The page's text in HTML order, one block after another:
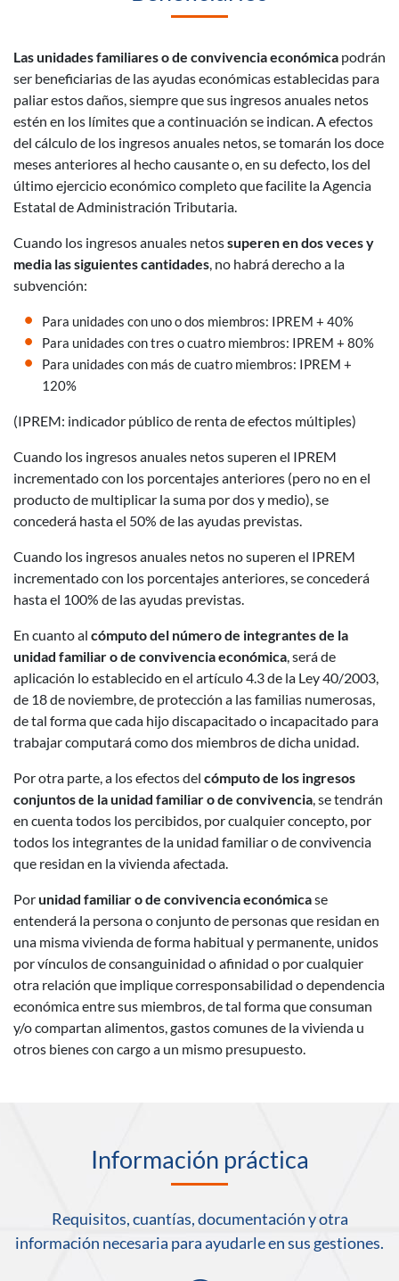
Las unidades familiares o de convivencia económica podrán
ser beneficiarias de las ayudas económicas establecidas para
paliar estos daños, siempre que sus ingresos anuales netos
estén en los límites que a continuación se indican. A efectos
del cálculo de los ingresos anuales netos, se tomarán los doce
meses anteriores al hecho causante o, en su defecto, los del
último ejercicio económico completo que facilite la Agencia
Estatal de Administración Tributaria.
Cuando los ingresos anuales netossuperen en dos veces y
media las siguientes cantidades, no habrá derecho a la
subvención:
Para unidades con uno o dos miembros: IPREM + 40%
Para unidades con tres o cuatro miembros: IPREM + 80%
Para unidades con más de cuatro miembros: IPREM +
120%
(IPREM: indicador público de renta de efectos múltiples)
Cuando los ingresos anuales netos superen el IPREM
incrementado con los porcentajes anteriores (pero no en el
producto de multiplicar la suma por dos y medio), se
concederá hasta el 50% de las ayudas previstas.
Cuando los ingresos anuales netos no superen el IPREM
incrementado con los porcentajes anteriores, se concederá
hasta el 100% de las ayudas previstas.
En cuanto al cómputo del número de integrantes de la
unidad familiar o de convivencia económica, será de
aplicación lo establecido en el artículo 4.3 de la Ley 40/2003,
de 18 de noviembre, de protección a las familias numerosas,
de tal forma que cada hijo discapacitado o incapacitado para
trabajar computará como dos miembros de dicha unidad.
Por otra parte, a los efectos del cómputo de los ingresos
conjuntos de la unidad familiar o de convivencia, se tendrán
en cuenta todos los percibidos, por cualquier concepto, por
todos los integrantes de la unidad familiar o de convivencia
que residan en la vivienda afectada.
Porunidad familiar o de convivencia económicase
entenderá la persona o conjunto de personas que residan en
una misma vivienda de forma habitual y permanente, unidos
por vínculos de consanguinidad o afinidad o por cualquier
otra relación que implique corresponsabilidad o dependencia
económica entre sus miembros, de tal forma que consuman
y/o compartan alimentos, gastos comunes de la vivienda u
otros bienes con cargo a un mismo presupuesto.
Información práctica
Requisitos, cuantías, documentación y otra
información necesaria para ayudarle en sus gestiones.